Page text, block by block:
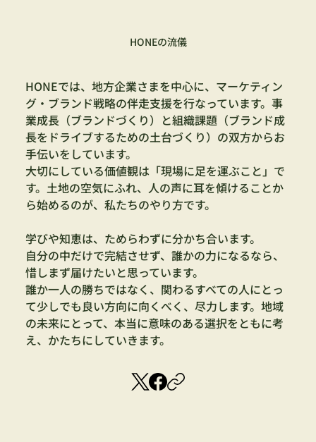
HONEの流儀
HONEでは、地方企業さまを中心に、マーケティン
グ・ブランド戦略の伴走支援を行なっています。事
業成長（ブランドづくり）と組織課題（ブランド成
長をドライブするための土台づくり）の双方からお
手伝いをしています。
大切にしている価値観は「現場に足を運ぶこと」で
す。土地の空気にふれ、人の声に耳を傾けることか
ら始めるのが、私たちのやり方です。
学びや知恵は、ためらわずに分かち合います。
自分の中だけで完結させず、誰かの力になるなら、
惜しまず届けたいと思っています。
誰か一人の勝ちではなく、関わるすべての人にとっ
て少しでも良い方向に向くべく、尽力します。地域
の未来にとって、本当に意味のある選択をともに考
え、かたちにしていきます。